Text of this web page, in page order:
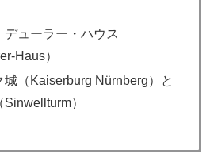
デューラー・ハウス
Haus）
城（Kaiserburg Nürnberg）と
）